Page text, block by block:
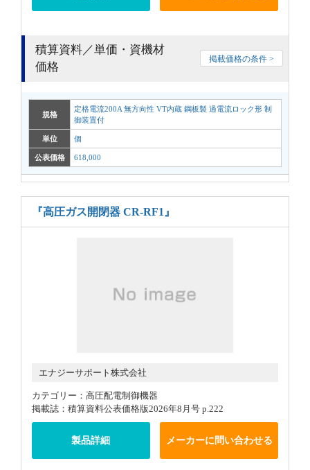
積算資料／単価・資機材
価格
掲載価格の条件 >
規格
定格電流200A 無方向性 VT内蔵 鋼板製 過電流ロック形 制
御装置付
単位 個
公表価格 618,000
『高圧ガス開閉器 CR-RF1』
エナジーサポート株式会社
カテゴリー：高圧配電制御機器
掲載誌：積算資料公表価格版2026年8月号 p.222
製品詳細 メーカーに問い合わせる